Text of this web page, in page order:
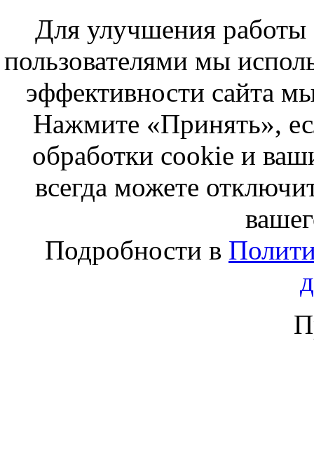
Для улучшения работы
пользователями мы
эффективности сайта
Нажмите «Принять»,
обработки cookie и
всегда можете
Подробности в